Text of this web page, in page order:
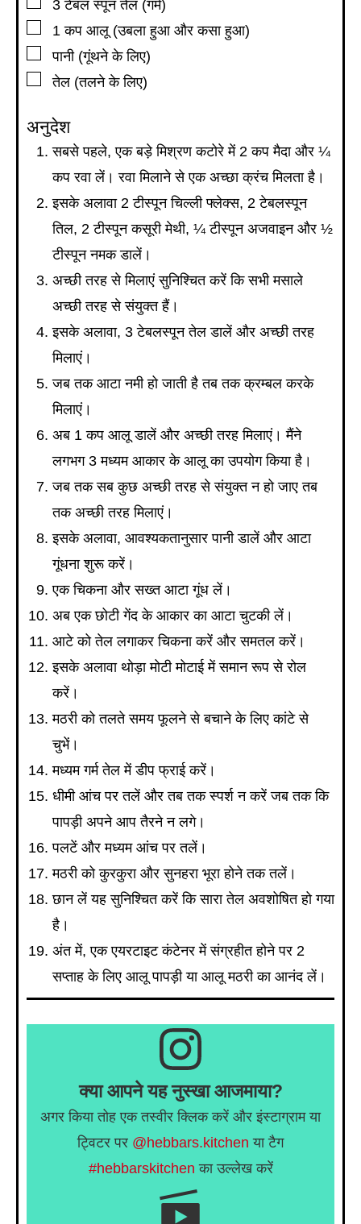
3 टेबल स्पून तेल (गर्म)
▢
1 कप आलू (उबला हुआ और कसा हुआ)
▢
पानी (गूंथने के लिए)
▢
तेल (तलने के लिए)
अनुदेश
सबसे पहले, एक बड़े मिश्रण कटोरे में 2 कप मैदा और ¼
कप रवा लें। रवा मिलाने से एक अच्छा क्रंच मिलता है।
इसके अलावा 2 टीस्पून चिल्ली फ्लेक्स, 2 टेबलस्पून
तिल, 2 टीस्पून कसूरी मेथी, ¼ टीस्पून अजवाइन और ½
टीस्पून नमक डालें।
अच्छी तरह से मिलाएं सुनिश्चित करें कि सभी मसाले
अच्छी तरह से संयुक्त हैं।
इसके अलावा, 3 टेबलस्पून तेल डालें और अच्छी तरह
मिलाएं।
जब तक आटा नमी हो जाती है तब तक क्रम्बल करके
मिलाएं।
अब 1 कप आलू डालें और अच्छी तरह मिलाएं। मैंने
लगभग 3 मध्यम आकार के आलू का उपयोग किया है।
जब तक सब कुछ अच्छी तरह से संयुक्त न हो जाए तब
तक अच्छी तरह मिलाएं।
इसके अलावा, आवश्यकतानुसार पानी डालें और आटा
गूंधना शुरू करें।
एक चिकना और सख्त आटा गूंध लें।
अब एक छोटी गेंद के आकार का आटा चुटकी लें।
आटे को तेल लगाकर चिकना करें और समतल करें।
इसके अलावा थोड़ा मोटी मोटाई में समान रूप से रोल
करें।
मठरी को तलते समय फूलने से बचाने के लिए कांटे से
चुभें।
मध्यम गर्म तेल में डीप फ्राई करें।
धीमी आंच पर तलें और तब तक स्पर्श न करें जब तक कि
पापड़ी अपने आप तैरने न लगे।
पलटें और मध्यम आंच पर तलें।
मठरी को कुरकुरा और सुनहरा भूरा होने तक तलें।
छान लें यह सुनिश्चित करें कि सारा तेल अवशोषित हो गया
है।
अंत में, एक एयरटाइट कंटेनर में संग्रहीत होने पर 2
सप्ताह के लिए आलू पापड़ी या आलू मठरी का आनंद लें।
क्या आपने यह नुस्खा आजमाया?
अगर किया तोह एक तस्वीर क्लिक करें और इंस्टाग्राम या
ट्विटर पर @hebbars.kitchen या टैग
#hebbarskitchen का उल्लेख करें